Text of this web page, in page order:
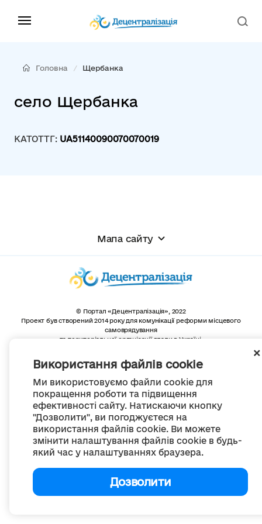
Використання файлів cookie
Ми використовуємо файли cookie для
покращення роботи та підвищення
ефективності сайту. Натискаючи кнопку
"Дозволити", ви погоджуєтеся на
використання файлів cookie. Ви можете
змінити налаштування файлів cookie в будь-
який час у налаштуваннях браузера.
Дозволити
Головна Щербанка
село Щербанка
КАТОТТГ: UA51140090070070019
Мапа сайту
© Портал «Децентралізація», 2022
Проект був створений 2014 року для комунікації реформи місцевого
самоврядування
та територіальної організації влади в Україні.
Весь контент доступний за ліцензією
Creative Commons Attribution 4.0 International license,
якщо не зазначено інше